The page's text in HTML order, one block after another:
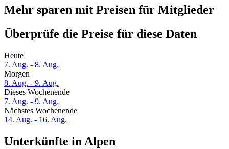
Mehr sparen mit Preisen für Mitglieder
Überprüfe die Preise für diese Daten
Heute
7. Aug. - 8. Aug.
Morgen
8. Aug. - 9. Aug.
Dieses Wochenende
7. Aug. - 9. Aug.
Nächstes Wochenende
14. Aug. - 16. Aug.
Unterkünfte in Alpen